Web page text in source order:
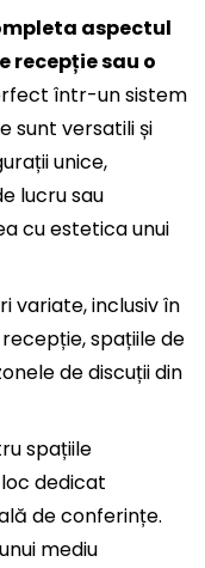
aspectul
recepție sau o
într-un sistem
sunt versatili și
unice,
lucru sau
cu estetica unui
variate, inclusiv în
spațiile de
de discuții din
spațiile
dedicat
de conferințe.
mediu